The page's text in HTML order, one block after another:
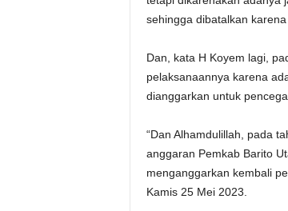
sehingga dibatalkan
Dan, kata H Koyem lagi,
pelaksanaannya karena
dianggarkan untuk
“Dan Alhamdulillah, pada
anggaran Pemkab Barito
menganggarkan kembali
Kamis 25 Mei 2023.